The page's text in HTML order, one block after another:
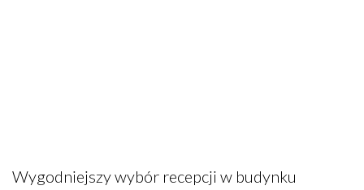
Wygodniejszy wybór recepcji w budynku